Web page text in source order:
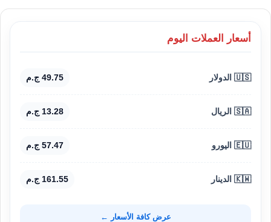
أسعار العملات اليوم
🇺🇸 الدولار 49.75 ج.م
🇸🇦 الريال 13.28 ج.م
🇪🇺 اليورو 57.47 ج.م
🇰🇼 الدينار 161.55 ج.م
عرض كافة الأسعار ←